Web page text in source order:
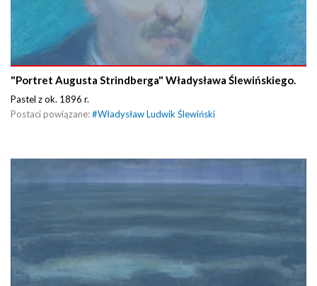
"Portret Augusta Strindberga" Władysława Ślewińskiego.
Pastel z ok. 1896 r.
Postaci powiązane:#Władysław Ludwik Ślewiński